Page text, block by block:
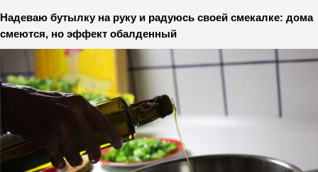
Надеваю бутылку на руку и радуюсь своей смекалке: дома
смеются, но эффект обалденный